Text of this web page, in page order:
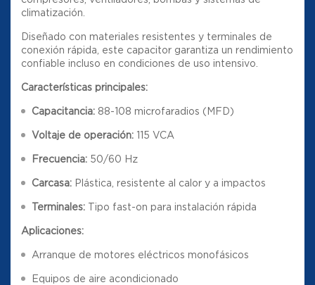
climatización.
Diseñado con materiales resistentes y terminales de
conexión rápida, este capacitor garantiza un rendimiento
confiable incluso en condiciones de uso intensivo.
Características principales:
Capacitancia: 88-108 microfaradios (MFD)
Voltaje de operación: 115 VCA
Frecuencia: 50/60 Hz
Carcasa: Plástica, resistente al calor y a impactos
Terminales: Tipo fast-on para instalación rápida
Aplicaciones:
Arranque de motores eléctricos monofásicos
Equipos de aire acondicionado